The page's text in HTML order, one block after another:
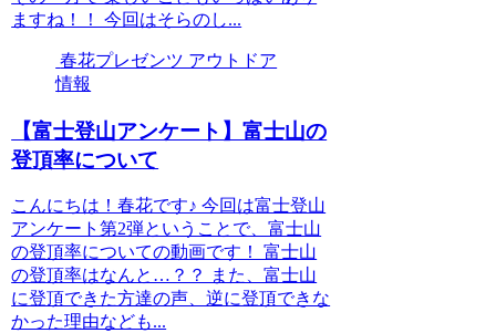
ますね！！ 今回はそらのし...
春花プレゼンツ アウトドア
情報
【富士登山アンケート】富士山の
登頂率について
こんにちは！春花です♪ 今回は富士登山
アンケート第2弾ということで、富士山
の登頂率についての動画です！ 富士山
の登頂率はなんと…？？ また、富士山
に登頂できた方達の声、逆に登頂できな
かった理由なども...